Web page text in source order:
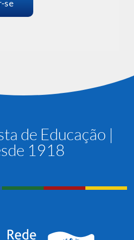
se
de Educação |
1918